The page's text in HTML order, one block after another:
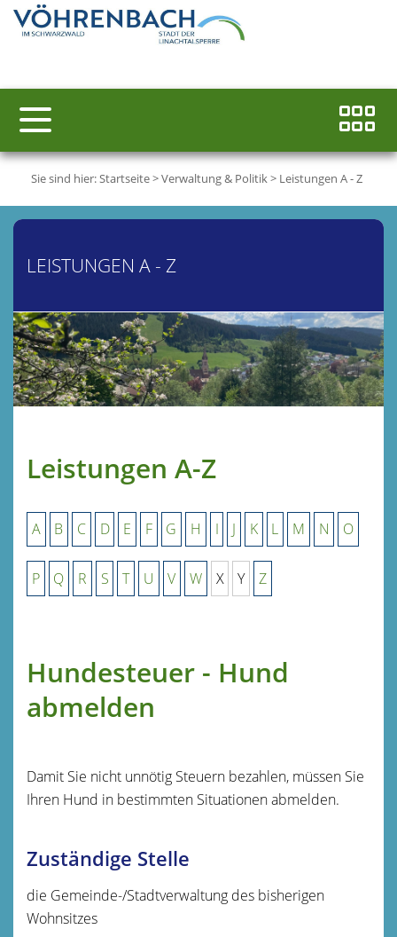
Sie sind hier:Startseite>Verwaltung & Politik> Leistungen A - Z
LEISTUNGEN A - Z
Leistungen A-Z
A B C D E F G H I J K L M N O
P Q R S T U V W X Y Z
Hundesteuer - Hund
abmelden
Damit Sie nicht unnötig Steuern bezahlen, müssen Sie
Ihren Hund in bestimmten Situationen abmelden.
Zuständige Stelle
die Gemeinde-/Stadtverwaltung des bisherigen
Wohnsitzes